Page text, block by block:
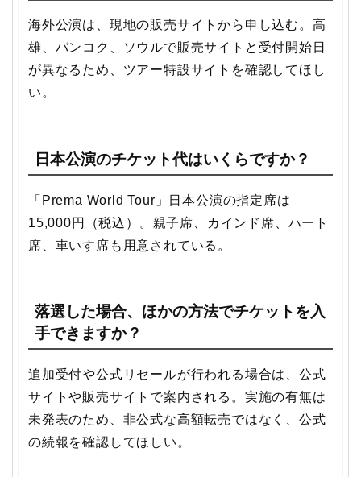
海外公演は、現地の販売サイトから申し込む。高
雄、バンコク、ソウルで販売サイトと受付開始日
が異なるため、ツアー特設サイトを確認してほし
い。
日本公演のチケット代はいくらですか？
「Prema World Tour」日本公演の指定席は
15,000円（税込）。親子席、カインド席、ハート
席、車いす席も用意されている。
落選した場合、ほかの方法でチケットを入
手できますか？
追加受付や公式リセールが行われる場合は、公式
サイトや販売サイトで案内される。実施の有無は
未発表のため、非公式な高額転売ではなく、公式
の続報を確認してほしい。